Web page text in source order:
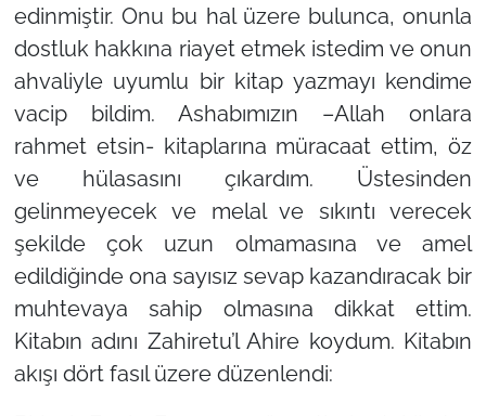
edinmiştir. Onu bu hal üzere bulunca, onunla
dostluk hakkına riayet etmek istedim ve onun
ahvaliyle uyumlu bir kitap yazmayı kendime
vacip bildim. Ashabımızın –Allah onlara
rahmet etsin- kitaplarına müracaat ettim, öz
ve hülasasını çıkardım. Üstesinden
gelinmeyecek ve melal ve sıkıntı verecek
şekilde çok uzun olmamasına ve amel
edildiğinde ona sayısız sevap kazandıracak bir
muhtevaya sahip olmasına dikkat ettim.
Kitabın adını Zahiretu’l Ahire koydum. Kitabın
akışı dört fasıl üzere düzenlendi: